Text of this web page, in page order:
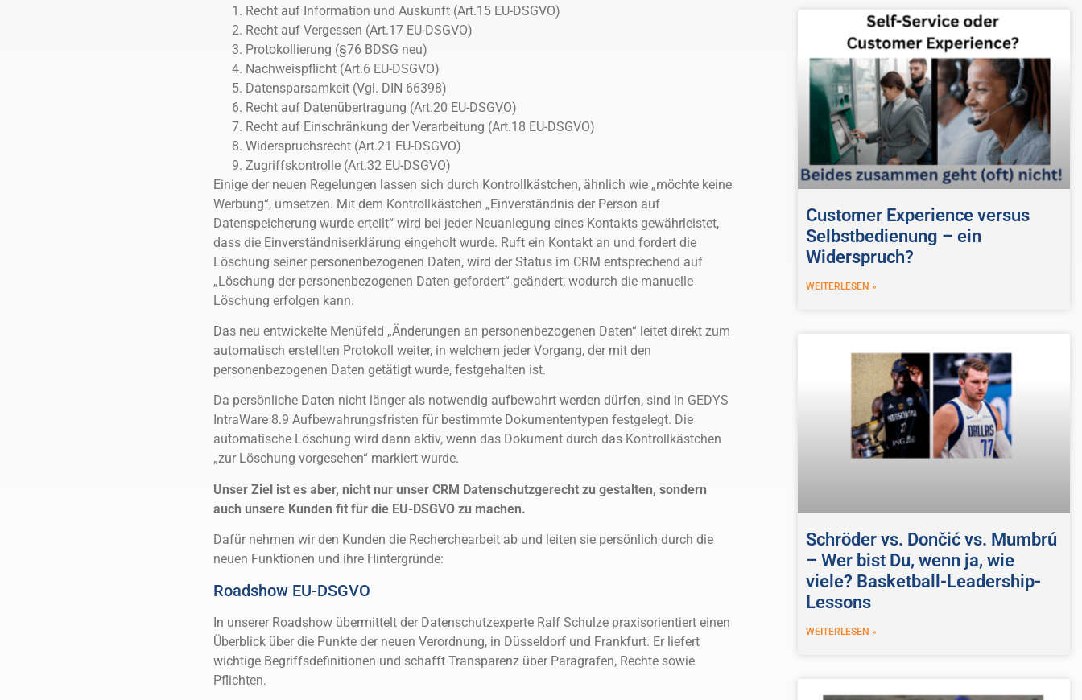
Recht auf Information und Auskunft (Art.15 EU-DSGVO)
Recht auf Vergessen (Art.17 EU-DSGVO)
Protokollierung (§76 BDSG neu)
Nachweispflicht (Art.6 EU-DSGVO)
Datensparsamkeit (Vgl. DIN 66398)
Recht auf Datenübertragung (Art.20 EU-DSGVO)
Recht auf Einschränkung der Verarbeitung (Art.18 EU-DSGVO)
Widerspruchsrecht (Art.21 EU-DSGVO)
Zugriffskontrolle (Art.32 EU-DSGVO)
Einige der neuen Regelungen lassen sich durch Kontrollkästchen, ähnlich wie „möchte keine
Werbung“, umsetzen. Mit dem Kontrollkästchen „Einverständnis der Person auf
Datenspeicherung wurde erteilt“ wird bei jeder Neuanlegung eines Kontakts gewährleistet,
dass die Einverständniserklärung eingeholt wurde. Ruft ein Kontakt an und fordert die
Löschung seiner personenbezogenen Daten, wird der Status im CRM entsprechend auf
„Löschung der personenbezogenen Daten gefordert“ geändert, wodurch die manuelle
Löschung erfolgen kann.
Das neu entwickelte Menüfeld „Änderungen an personenbezogenen Daten“ leitet direkt zum
automatisch erstellten Protokoll weiter, in welchem jeder Vorgang, der mit den
personenbezogenen Daten getätigt wurde, festgehalten ist.
Da persönliche Daten nicht länger als notwendig aufbewahrt werden dürfen, sind in GEDYS
IntraWare 8.9 Aufbewahrungsfristen für bestimmte Dokumententypen festgelegt. Die
automatische Löschung wird dann aktiv, wenn das Dokument durch das Kontrollkästchen
„zur Löschung vorgesehen“ markiert wurde.
Unser Ziel ist es aber, nicht nur unser CRM Datenschutzgerecht zu gestalten, sondern
auch unsere Kunden fit für die EU-DSGVO zu machen.
Dafür nehmen wir den Kunden die Recherchearbeit ab und leiten sie persönlich durch die
neuen Funktionen und ihre Hintergründe:
Roadshow EU-DSGVO
In unserer Roadshow übermittelt der Datenschutzexperte Ralf Schulze praxisorientiert einen
Überblick über die Punkte der neuen Verordnung, in Düsseldorf und Frankfurt. Er liefert
wichtige Begriffsdefinitionen und schafft Transparenz über Paragrafen, Rechte sowie
Pflichten.
Customer Experience versus
Selbstbedienung – ein
Widerspruch?
WEITERLESEN »
Schröder vs. Dončić vs. Mumbrú
– Wer bist Du, wenn ja, wie
viele? Basketball-Leadership-
Lessons
WEITERLESEN »